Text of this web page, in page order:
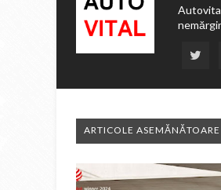
ARTICOLE ASEMĂNĂTOARE